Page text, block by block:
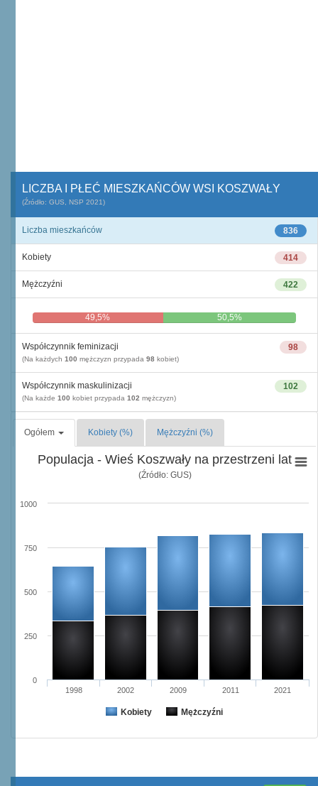
LICZBA I PŁEĆ MIESZKAŃCÓW WSI KOSZWAŁY
(Źródło: GUS, NSP 2021)
836
Liczba mieszkańców
414
Kobiety
422
Mężczyźni
49,5% 50,5%
98
Współczynnik feminizacji
(Na każdych 100 mężczyzn przypada 98 kobiet)
102
Współczynnik maskulinizacji
(Na każde 100 kobiet przypada 102 mężczyzn)
Ogółem Kobiety (%) Mężczyźni (%)
Populacja - Wieś Koszwały na przestrzeni lat
(Źródło: GUS)
Kobiety Mężczyźni
1998 2002 2009 2011 2021
0
250
500
750
1000